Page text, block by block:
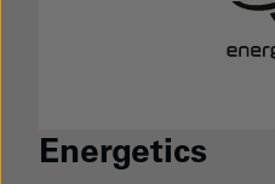
Energetics